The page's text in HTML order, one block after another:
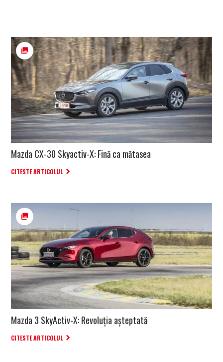
Mazda CX-30 Skyactiv-X: Fină ca mătasea
CITESTE ARTICOLUL
Mazda 3 SkyActiv-X: Revoluția așteptată
CITESTE ARTICOLUL